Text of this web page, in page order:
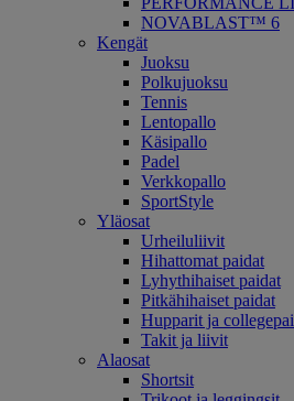
NOVABLAST™ 6
Kengät
Juoksu
Polkujuoksu
Tennis
Lentopallo
Käsipallo
Padel
Verkkopallo
SportStyle
Yläosat
Urheiluliivit
Hihattomat paidat
Lyhythihaiset paidat
Pitkähihaiset paidat
Hupparit ja
Takit ja liivit
Alaosat
Shortsit